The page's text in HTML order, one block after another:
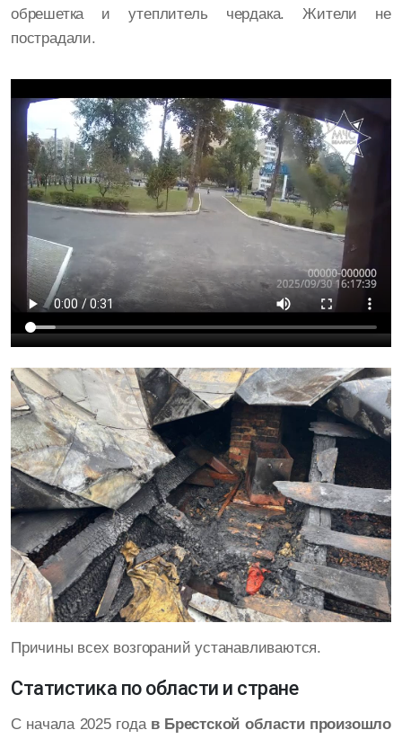
обрешетка и утеплитель чердака. Жители не
пострадали.
Причины всех возгораний устанавливаются.
Статистика по области и стране
С начала 2025 года в Брестской области произошло